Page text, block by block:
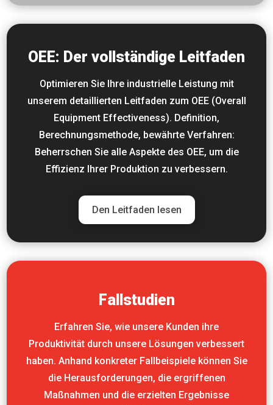
OEE: Der vollständige Leitfaden
Optimieren Sie Ihre industrielle Leistung mit
unserem detaillierten Leitfaden zum OEE (Overall
Equipment Effectiveness). Definition,
Berechnungsmethode, bewährte Verfahren:
Beherrschen Sie alle Aspekte des OEE, um die
Effizienz Ihrer Produktion zu verbessern.
Den Leitfaden lesen
Fallstudien
Erfahren Sie, wie unsere Kunden ihre
Produktivität durch unsere Lösungen verbessert
haben. Anhand konkreter Fallbeispiele können Sie
die Herausforderungen, die ergriffenen
Maßnahmen und die erzielten Ergebnisse